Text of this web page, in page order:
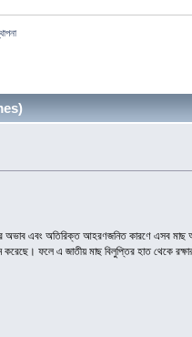
এবং অতিরিক্ত আহরণজনিত কারণে এসব মাছ
ফলে এ জাতীয় মাছ বিলুপ্তির হাত থেকে